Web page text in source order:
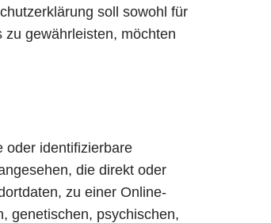
soll sowohl für
gewährleisten, möchten
identifizierbare
die direkt oder
zu einer Online-
genetischen, psychischen,